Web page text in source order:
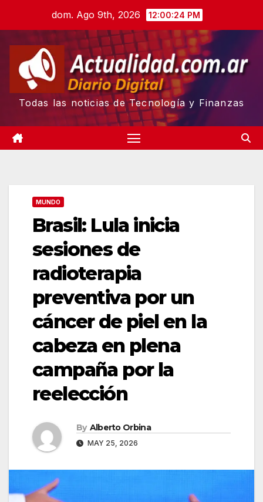
content
dom. Ago 9th, 2026 12:00:25 PM
Todas las noticias de Tecnología y Finanzas
MUNDO
Brasil: Lula inicia
sesiones de
radioterapia
preventiva por un
cáncer de piel en la
cabeza en plena
campaña por la
reelección
By Alberto Orbina
MAY 25, 2026